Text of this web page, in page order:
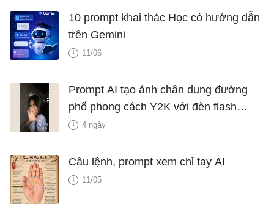
10 prompt khai thác Học có hướng dẫn
trên Gemini
11/06
Prompt AI tạo ảnh chân dung đường
phố phong cách Y2K với đèn flash
iPhone
4 ngày
Câu lệnh, prompt xem chỉ tay AI
11/05